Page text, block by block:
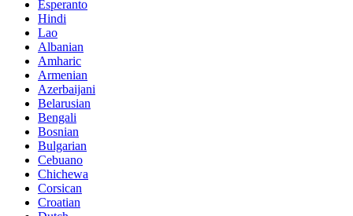
Esperanto
Hindi
Lao
Albanian
Amharic
Armenian
Azerbaijani
Belarusian
Bengali
Bosnian
Bulgarian
Cebuano
Chichewa
Corsican
Croatian